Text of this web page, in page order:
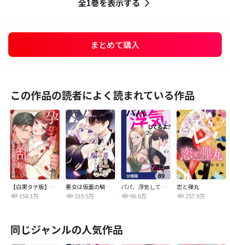
全1巻を表示する
まとめて購入
この作品の読者によく読まれている作品
【白黒タテ版】孕むまで乱れいけ～身代わり花嫁と軍服の猛愛
358.1万
悪女は仮面の騎士に騙されない
339.5万
パパ、浮気してるよ？娘と二人でクズ夫を捨てます【分冊版】
96.0万
恋と弾丸
257.9万
同じジャンルの人気作品